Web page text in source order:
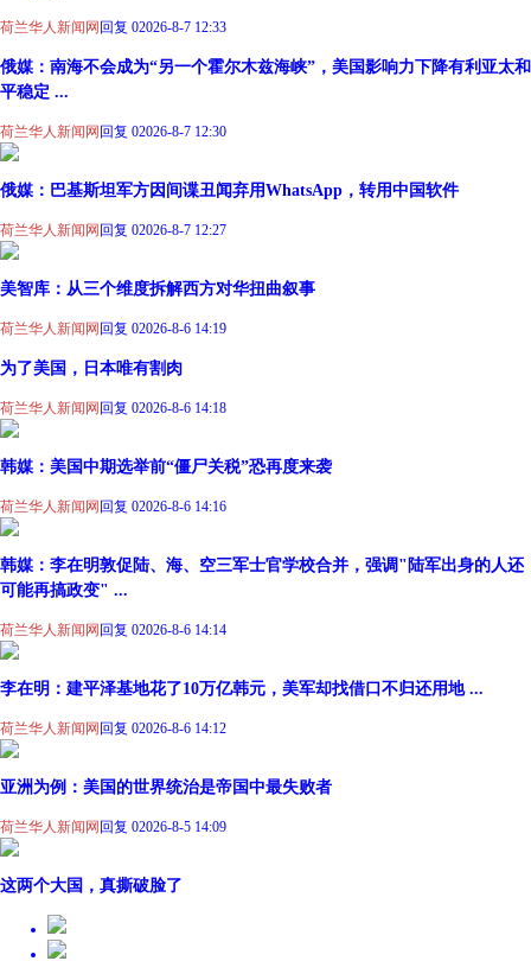
荷兰华人新闻网回复 02026-8-7 12:33
俄媒：南海不会成为“另一个霍尔木兹海峡”，美国影响力下降有利亚太和
平稳定 ...
荷兰华人新闻网回复 02026-8-7 12:30
俄媒：巴基斯坦军方因间谍丑闻弃用WhatsApp，转用中国软件
荷兰华人新闻网 回复 02026-8-7 12:27
美智库：从三个维度拆解西方对华扭曲叙事
荷兰华人新闻网 回复 02026-8-6 14:19
为了美国，日本唯有割肉
荷兰华人新闻网 回复 02026-8-6 14:18
韩媒：美国中期选举前“僵尸关税”恐再度来袭
荷兰华人新闻网 回复 02026-8-6 14:16
韩媒：李在明敦促陆、海、空三军士官学校合并，强调"陆军出身的人还
可能再搞政变" ...
荷兰华人新闻网 回复 02026-8-6 14:14
李在明：建平泽基地花了10万亿韩元，美军却找借口不归还用地 ...
荷兰华人新闻网 回复 02026-8-6 14:12
亚洲为例：美国的世界统治是帝国中最失败者
荷兰华人新闻网 回复 02026-8-5 14:09
这两个大国，真撕破脸了